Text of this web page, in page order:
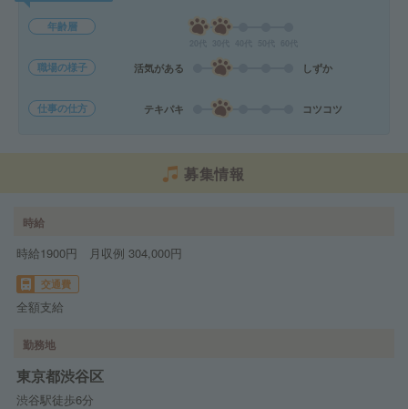
年齢層
職場の様子 活気がある しずか
仕事の仕方 テキパキ コツコツ
募集情報
時給
時給1900円 月収例 304,000円
交通費
全額支給
勤務地
東京都渋谷区
渋谷駅徒歩6分